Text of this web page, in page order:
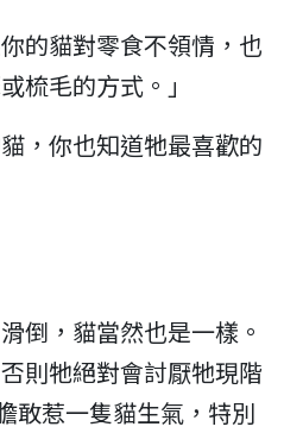
的貓對零食不領情，也
梳毛的方式。」
，你也知道牠最喜歡的
倒，貓當然也是一樣。
則牠絕對會討厭牠現階
惹一隻貓生氣，特別